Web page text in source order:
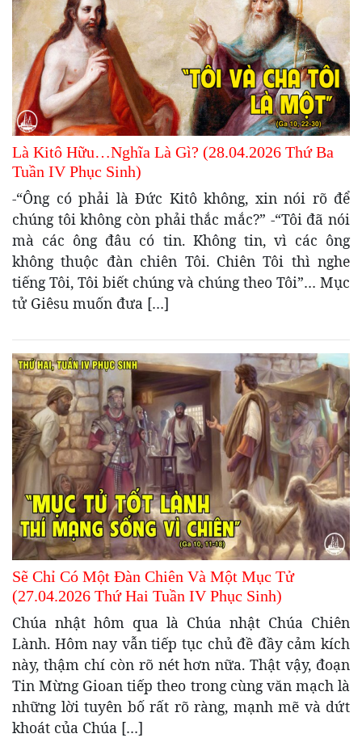
Là Kitô Hữu…Nghĩa Là Gì? (28.04.2026 Thứ Ba
Tuần IV Phục Sinh)
-“Ông có phải là Đức Kitô không, xin nói rõ để
chúng tôi không còn phải thắc mắc?” -“Tôi đã nói
mà các ông đâu có tin. Không tin, vì các ông
không thuộc đàn chiên Tôi. Chiên Tôi thì nghe
tiếng Tôi, Tôi biết chúng và chúng theo Tôi”… Mục
tử Giêsu muốn đưa […]
Sẽ Chỉ Có Một Đàn Chiên Và Một Mục Tử
(27.04.2026 Thứ Hai Tuần IV Phục Sinh)
Chúa nhật hôm qua là Chúa nhật Chúa Chiên
Lành. Hôm nay vẫn tiếp tục chủ đề đầy cảm kích
này, thậm chí còn rõ nét hơn nữa. Thật vậy, đoạn
Tin Mừng Gioan tiếp theo trong cùng văn mạch là
những lời tuyên bố rất rõ ràng, mạnh mẽ và dứt
khoát của Chúa […]